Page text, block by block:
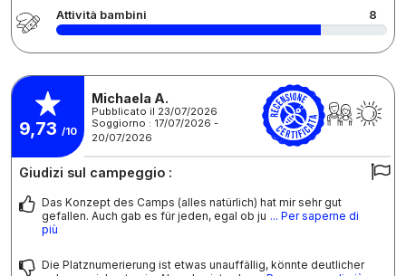
Attività bambini 8
9,73 /10
Michaela A.
Pubblicato il 23/07/2026
Soggiorno : 17/07/2026 -
20/07/2026
Giudizi sul campeggio :
Das Konzept des Camps (alles natürlich) hat mir sehr gut
gefallen. Auch gab es für jeden, egal ob ju ... Per saperne di
più
Die Platznumerierung ist etwas unauffällig, könnte deutlicher